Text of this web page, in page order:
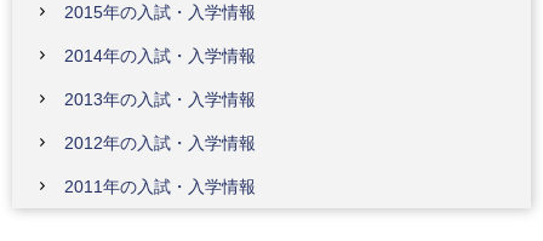
2015年の入試・入学情報
2014年の入試・入学情報
2013年の入試・入学情報
2012年の入試・入学情報
2011年の入試・入学情報